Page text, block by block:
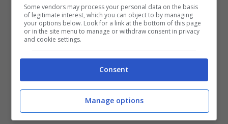
minuti intitolatoUn poliziotto all’asilo: sotto
copertura.
Allora Unimamme, che ne dite di tornare a
scuola con il poliziotto e pseudo maestro
Dolph Lundgren? Le risate sono
assicurate!
Some vendors may process your personal data on the basis
of legitimate interest, which you can object to by managing
your options below. Look for a link at the bottom of this page
or in the site menu to manage or withdraw consent in privacy
and cookie settings.
Consent
Manage options